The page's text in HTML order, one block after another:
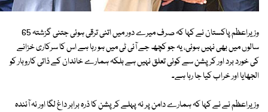
وزیراعظم پاکستان نے کہا کہ صرف میرے دور میں اتنی ترقی ہوئی جتنی گزشتہ 65
سالوں میں بھی نہیں ہوئی، یہ جو کچھ جے آئی ٹی میں ہو رہا ہے اس کا سرکاری خزانے
کی خورد برد اور کرپشن سے کوئی تعلق نہیں ہے بلکہ ہمارے خاندان کے ذاتی کاروبار کو
الجھایا اور خراب کیا جا رہا ہے۔
وزیراعظم نے نے کہا کہ ہمارے دامن پر نہ پہلے کرپشن کا ذرہ برابر داغ لگا اور نہ آئندہ